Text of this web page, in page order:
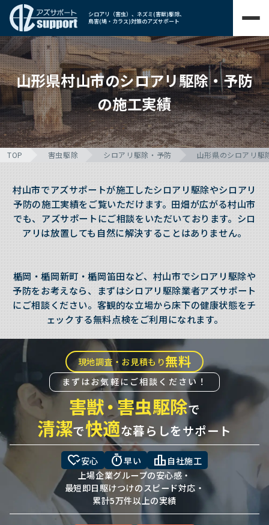
シロアリ（害虫）、ネズミ(害獣)駆除、
鳥害(鳩・カラス)対策のアズサポート
山形県村山市のシロアリ駆除・予防
の施工実績
TOP 害虫駆除 シロアリ駆除・予防 山形県のシロアリ駆
村山市でアズサポートが施工したシロアリ駆除やシロアリ
予防の施工実績をご覧いただけます。田畑が広がる村山市
でも、アズサポートにご相談をいただいております。シロ
アリは放置しても自然に解決することはありません。
楯岡・楯岡新町・楯岡笛田など、村山市でシロアリ駆除や
予防をお考えなら、まずはシロアリ駆除業者アズサポート
にご相談ください。客観的な立場から床下の健康状態をチ
ェックする無料点検をご利用になれます。
現地調査・お見積もり無料
まずはお気軽にご相談ください！
害獣・害虫駆除で
清潔で快適な暮らしをサポート
heart_check安心 timer早い leaderboard 自社施工
上場企業グループの安心感・
最短即日駆けつけのスピード対応・
累計5万件以上の実績